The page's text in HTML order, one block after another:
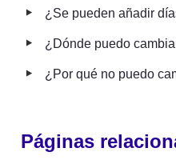
‣ ¿Se pueden añadir
‣ ¿Dónde puedo
‣ ¿Por qué no puedo
Páginas